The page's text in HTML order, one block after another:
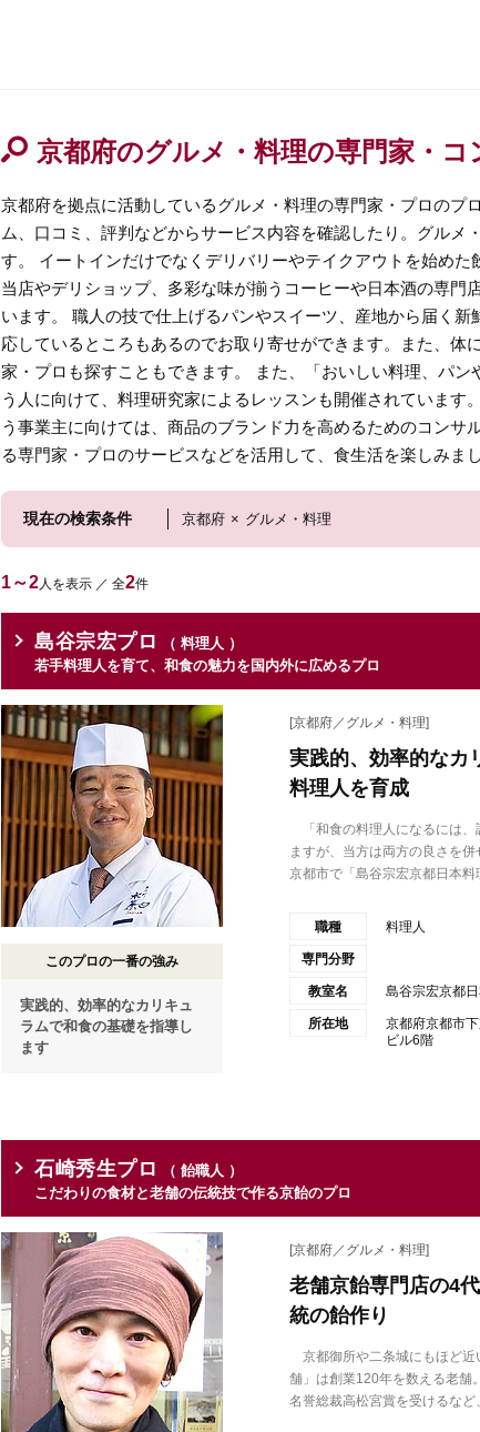
京都府のグルメ・料理の専門家・コ
京都府を拠点に活動しているグルメ・料理の専門家・プロのプ
ム、口コミ、評判などからサービス内容を確認したり。グルメ
す。 イートインだけでなくデリバリーやテイクアウトを始め
当店やデリショップ、多彩な味が揃うコーヒーや日本酒の専門
います。 職人の技で仕上げるパンやスイーツ、産地から届く
応しているところもあるのでお取り寄せができます。また、体
家・プロも探すこともできます。 また、「おいしい料理、パ
う人に向けて、料理研究家によるレッスンも開催されています
う事業主に向けては、商品のブランド力を高めるためのコンサ
る専門家・プロのサービスなどを活用して、食生活を楽しみまし
現在の検索条件 京都府 × グルメ・料理
1～2人を表示 ／ 全2件
島谷宗宏プロ
（ 料理人 ）
若手料理人を育て、和食の魅力を国内外に広めるプロ
このプロの一番の強み
実践的、効率的なカリキュ
ラムで和食の基礎を指導し
ます
[京都府／グルメ・料理]
実践的、効率的なカ
料理人を育成
「和食の料理人になるには、
ますが、当方は両方の良さを
京都市で「島谷宗宏京都日本料
職種 料理人
専門分野
教室名 島谷宗宏京都
所在地
京都府京都市
ビル6階
石崎秀生プロ
（ 飴職人 ）
こだわりの食材と老舗の伝統技で作る京飴のプロ
[京都府／グルメ・料理]
老舗京飴専門店の4
統の飴作り
京都御所や二条城にもほど近
舗」は創業120年を数える老舗
名誉総裁高松宮賞を受けるなど